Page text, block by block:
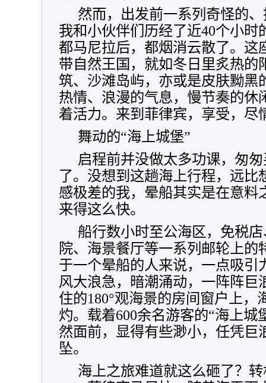
然而，出发前一系列奇怪的
我和小伙伴们历经了近40个小时
都马尼拉后，都烟消云散了。这
带自然王国，就如冬日里炙热的
筑、沙滩岛屿，亦或是皮肤黝黑
热情、浪漫的气息，慢节奏的休
着活力。来到菲律宾，享受，尽
舞动的“海上城堡”
启程前并没做太多功课，匆
了。没想到这趟海上行程，远比
感极差的我，晕船其实是在意料
来得这么快。
船行数小时至公海区，免税
院、海景餐厅等一系列邮轮上的
于一个晕船的人来说，一点吸引
风大浪急，暗潮涌动，一阵阵巨
住的180°观海景的房间窗户上，
灼。载着600余名游客的“海上城
然面前，显得有些渺小，任凭巨
坠。
海上之旅难道就这么砸了？